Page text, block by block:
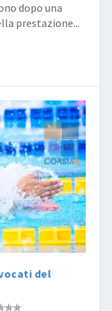
dopo una
prestazione...
del